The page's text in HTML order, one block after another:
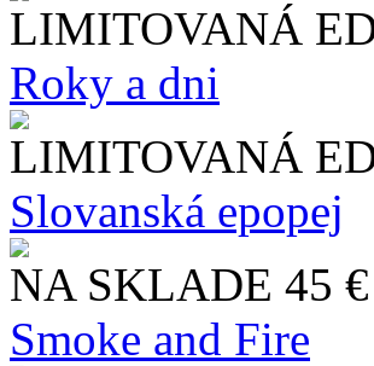
LIMITOVANÁ
Roky a dni
LIMITOVANÁ
Slo​vanská epopej
NA SKLADE 45 €
Smoke and Fire